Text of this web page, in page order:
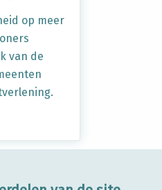
op meer
van de